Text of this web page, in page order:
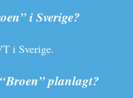
i Sverige?
i Sverige.
planlagt?